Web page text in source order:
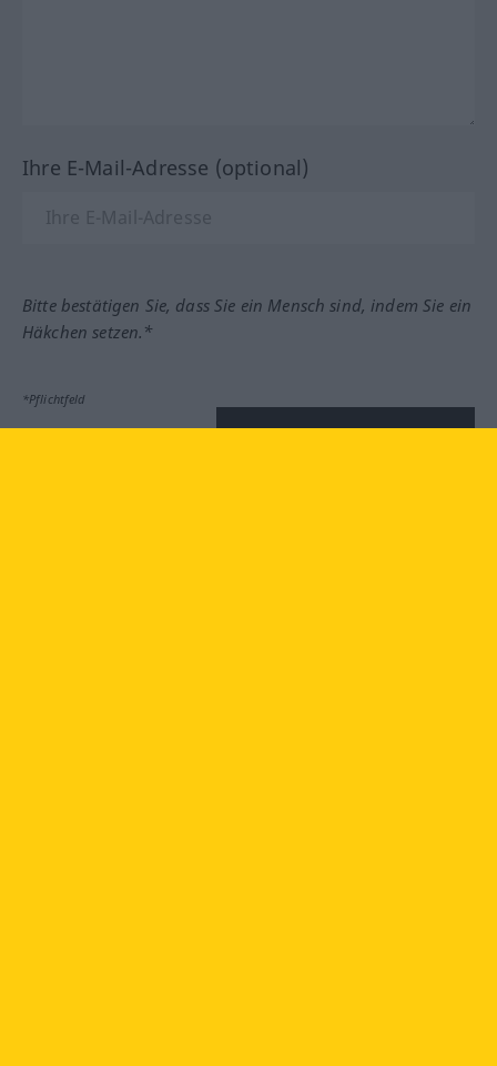
Ihre E-Mail-Adresse (optional)
Bitte bestätigen Sie, dass Sie ein Mensch sind, indem Sie ein
Häkchen setzen.*
*Pflichtfeld
Feedback absenden